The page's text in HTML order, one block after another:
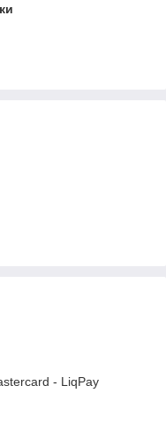
- LiqPay